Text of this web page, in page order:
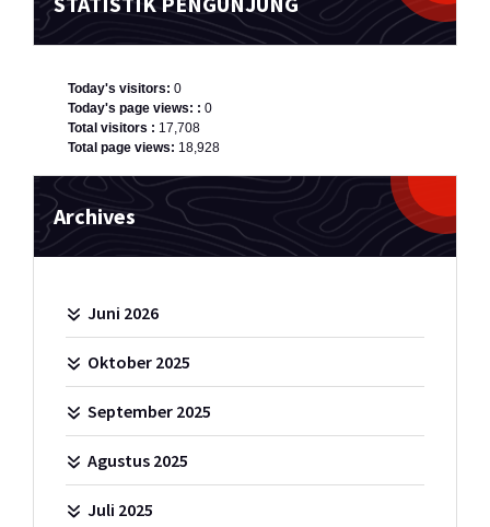
Today's visitors: 0
Today's page views: : 0
Total visitors : 17,708
Total page views: 18,928
Archives
Juni 2026
Oktober 2025
September 2025
Agustus 2025
Juli 2025